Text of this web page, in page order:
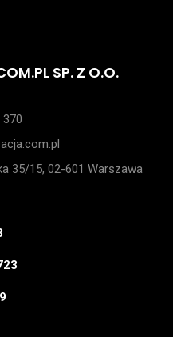
SP. Z O.O.
35/15, 02-601 Warszawa